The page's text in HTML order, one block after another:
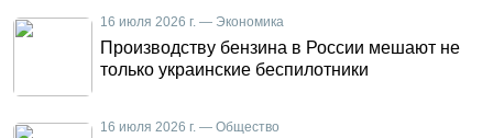
16 июля 2026 г. — Экономика
Производству бензина в России мешают не
только украинские беспилотники
16 июля 2026 г. — Общество